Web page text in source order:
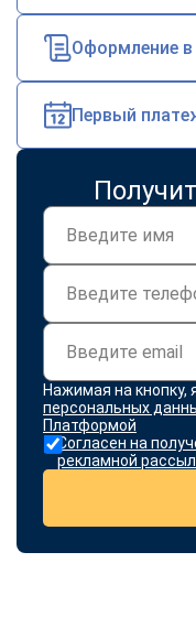
Оформление
Первый
Нажимая на кнопку,
персональных
Платформой
Согласен на
рекламной